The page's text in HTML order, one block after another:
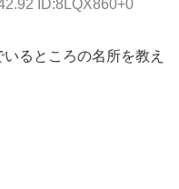
ID:8LQX860+0
るところの名所を教え